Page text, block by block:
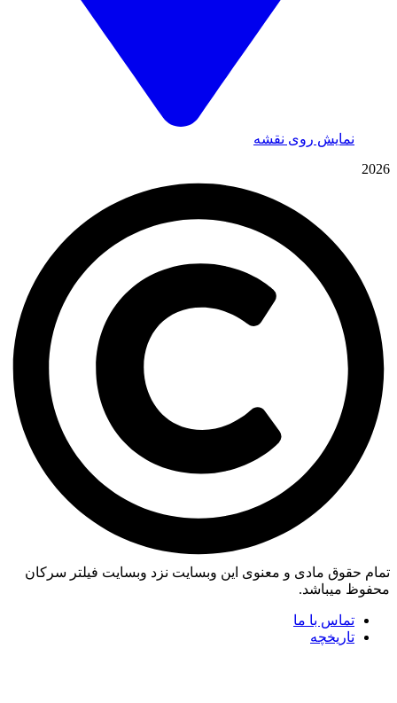
نمایش روی نقشه
2026
تمام حقوق مادی و معنوی این وبسایت نزد وبسایت فیلتر سرکان
محفوظ میباشد.
تماس با ما
تاریخچه